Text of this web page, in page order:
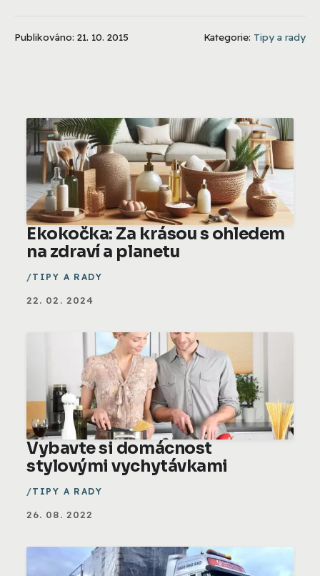
Publikováno: 21. 10. 2015 Kategorie: Tipy a rady
Ekokočka: Za krásou s ohledem
na zdraví a planetu
TIPY A RADY
22. 02. 2024
Vybavte si domácnost
stylovými vychytávkami
TIPY A RADY
26. 08. 2022